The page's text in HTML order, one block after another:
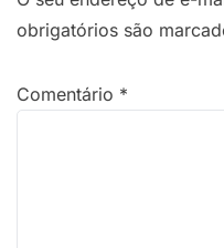
obrigatórios são
Comentário *